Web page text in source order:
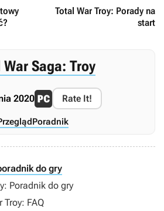
Total War Troy: Porady na
start
Saga: Troy
2020 Rate It!
Poradnik
do gry
Poradnik do gry
Troy: FAQ